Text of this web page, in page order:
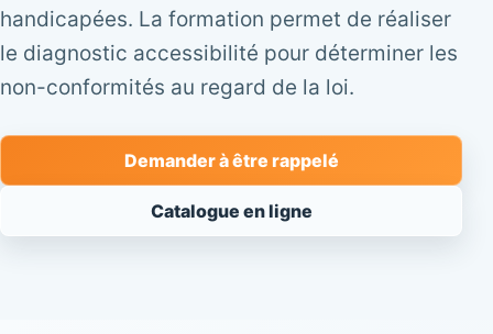
handicapées. La formation permet de réaliser
le diagnostic accessibilité pour déterminer les
non-conformités au regard de la loi.
Demander à être rappelé
Catalogue en ligne